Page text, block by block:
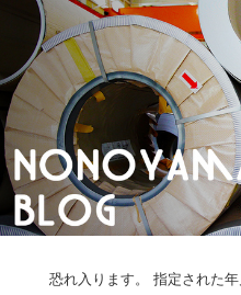
恐れ入ります。 指定された